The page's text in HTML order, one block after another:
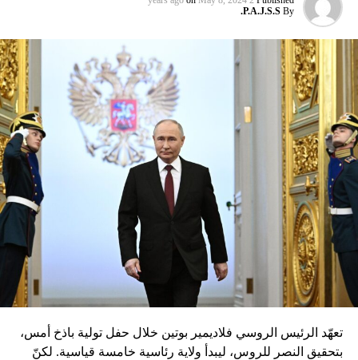
By
P.A.J.S.S.
تعهّد الرئيس الروسي فلاديمير بوتين خلال حفل تولية باذخ أمس،
بتحقيق النصر للروس، ليبدأ ولاية رئاسية خامسة قياسية. لكنّ